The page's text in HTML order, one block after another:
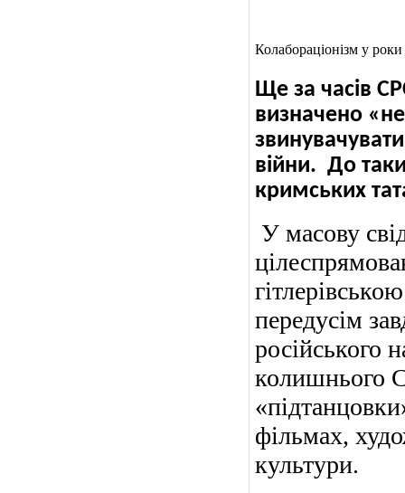
Колабораціонізм у роки
Ще за часів
визначено
війни. До
кримських
У масову
передусім
російського
колишнього
фільмах,
культури.